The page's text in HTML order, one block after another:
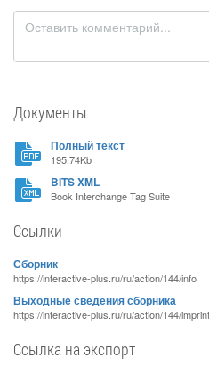
Документы
Полный текст
195.74Kb
BITS XML
Book Interchange Tag Suite
Ссылки
Сборник
https://interactive-plus.ru/ru/action/144/info
Выходные сведения сборника
https://interactive-plus.ru/ru/action/144/imprint
Ссылка на экспорт